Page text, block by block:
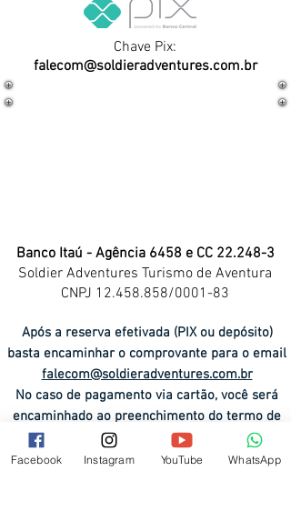
Chave Pix:
falecom@soldieradventures.com.br
Banco Itaú - Agência 6458 e CC 22.248-3
Soldier Adventures Turismo de Aventura
CNPJ 12.458.858/0001-83
Após a reserva efetivada (PIX ou depósito)
basta encaminhar o comprovante para o email
falecom@soldieradventures.com.br
No caso de pagamento via cartão, você será
encaminhado ao preenchimento do termo de
inscrição.
POLÍTICA DE CANCELAMENTO
Facebook Instagram YouTube WhatsApp